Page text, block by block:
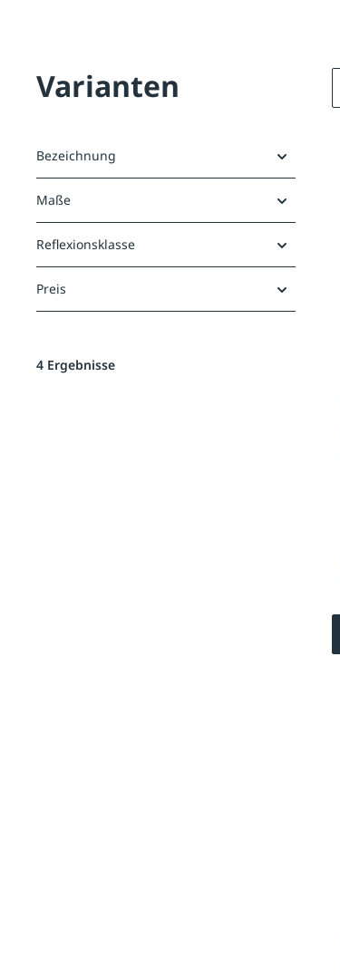
Varianten
Bezeichnung
Maße
Reflexionsklasse
Preis
4 Ergebnisse